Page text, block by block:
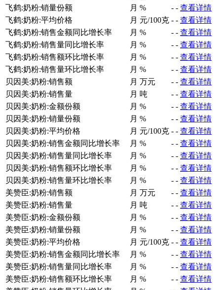
飞鹤:奶粉:销量份额
月 % - - 查看详情
飞鹤:奶粉:平均价格
月 元/100克 - - 查看详情
飞鹤:奶粉:销售金额同比增长率
月 % - - 查看详情
飞鹤:奶粉:销售量同比增长率
月 % - - 查看详情
飞鹤:奶粉:销售额环比增长率
月 % - - 查看详情
飞鹤:奶粉:销售量环比增长率
月 % - - 查看详情
贝因美:奶粉:销售额
月 万元 - - 查看详情
贝因美:奶粉:销售量
月 吨 - - 查看详情
贝因美:奶粉:金额份额
月 % - - 查看详情
贝因美:奶粉:销量份额
月 % - - 查看详情
贝因美:奶粉:平均价格
月 元/100克 - - 查看详情
贝因美:奶粉:销售金额同比增长率
月 % - - 查看详情
贝因美:奶粉:销售量同比增长率
月 % - - 查看详情
贝因美:奶粉:销售额环比增长率
月 % - - 查看详情
贝因美:奶粉:销售量环比增长率
月 % - - 查看详情
美赞臣:奶粉:销售额
月 万元 - - 查看详情
美赞臣:奶粉:销售量
月 吨 - - 查看详情
美赞臣:奶粉:金额份额
月 % - - 查看详情
美赞臣:奶粉:销量份额
月 % - - 查看详情
美赞臣:奶粉:平均价格
月 元/100克 - - 查看详情
美赞臣:奶粉:销售金额同比增长率
月 % - - 查看详情
美赞臣:奶粉:销售量同比增长率
月 % - - 查看详情
美赞臣:奶粉:销售额环比增长率
月 % - - 查看详情